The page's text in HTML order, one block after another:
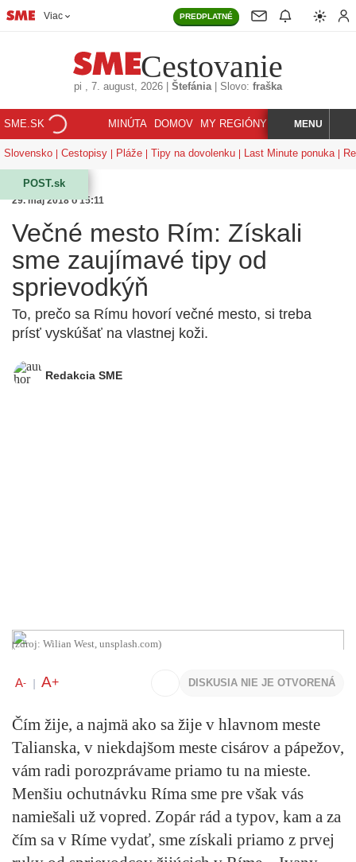
Viac PREDPLATNÉ
Cestovanie
pi , 7. august, 2026 Štefánia| Slovo: fraška
SME.SK MINÚTA DOMOV MY REGIÓNY KORZÁR
HĽADAJMENU
Slovensko Cestopisy Pláže Tipy na dovolenku Last Minute ponuka
POST.sk
29. máj 2018 o 15:11
Večné mesto Rím: Získali
sme zaujímavé tipy od
sprievodkýň
To, prečo sa Rímu hovorí večné mesto, si treba
prísť vyskúšať na vlastnej koži.
Redakcia SME
(zdroj: Wilian West, unsplash.com)
A- A+ DISKUSIA NIE JE OTVORENÁ
Čím žije, a najmä ako sa žije v hlavnom meste
Talianska, v niekdajšom meste cisárov a pápežov,
vám radi porozprávame priamo tu na mieste.
Menšiu ochutnávku Ríma sme pre však vás
namiešali už vopred. Zopár rád a typov, kam a za
čím sa v Ríme vydať, sme získali priamo z prvej